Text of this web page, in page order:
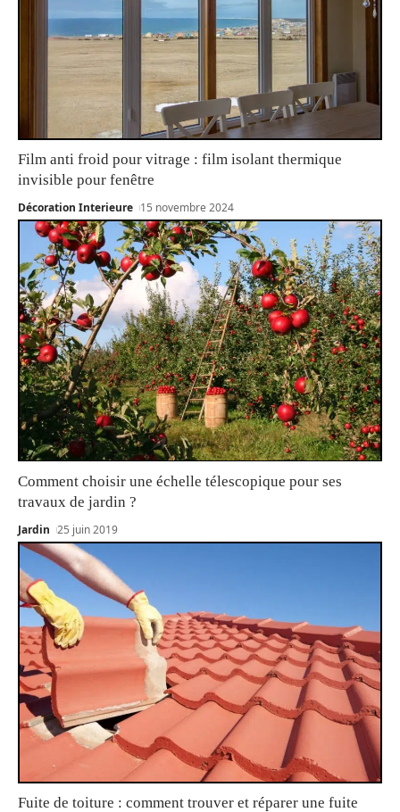
Film anti froid pour vitrage : film isolant thermique
invisible pour fenêtre
Décoration Interieure 15 novembre 2024
Comment choisir une échelle télescopique pour ses
travaux de jardin ?
Jardin 25 juin 2019
Fuite de toiture : comment trouver et réparer une fuite